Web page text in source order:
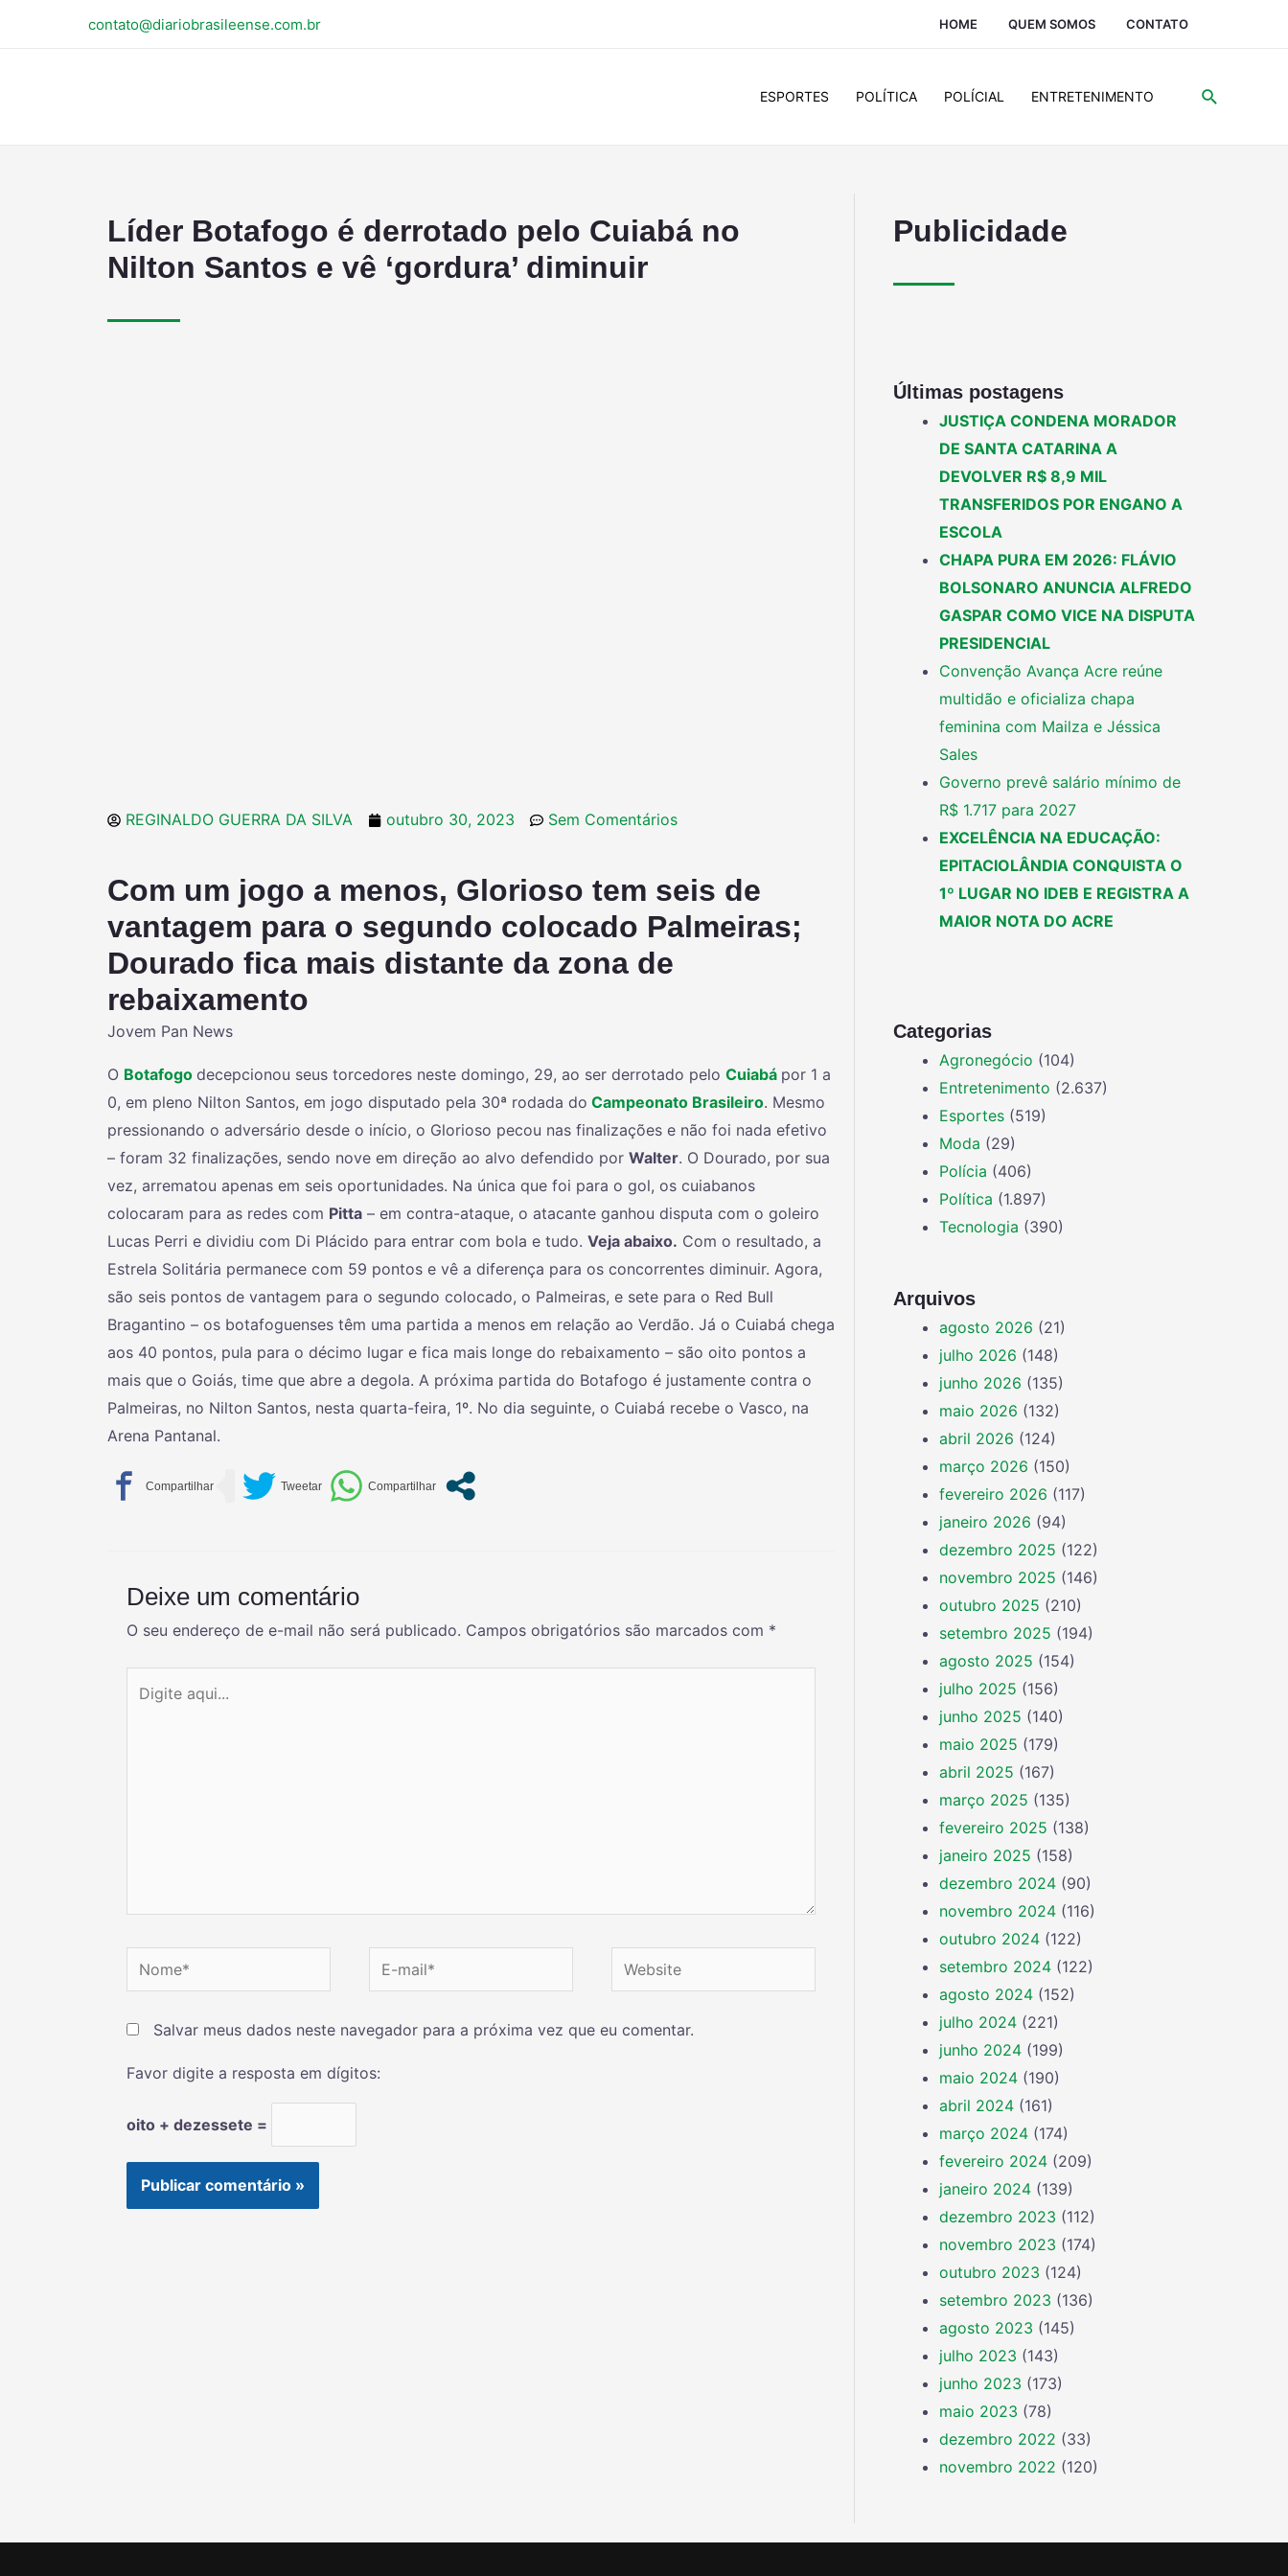
contato@diariobrasileense.com.br HOME QUEM SOMOS CONTATO
ESPORTES POLÍTICA POLÍCIAL ENTRETENIMENTO
Líder Botafogo é derrotado pelo Cuiabá no
Nilton Santos e vê ‘gordura’ diminuir
REGINALDO GUERRA DA SILVA outubro 30, 2023 Sem Comentários
Com um jogo a menos, Glorioso tem seis de
vantagem para o segundo colocado Palmeiras;
Dourado fica mais distante da zona de
rebaixamento
Jovem Pan News
O Botafogo decepcionou seus torcedores neste domingo, 29, ao ser derrotado pelo Cuiabá por 1 a
0, em pleno Nilton Santos, em jogo disputado pela 30ª rodada do Campeonato Brasileiro. Mesmo
pressionando o adversário desde o início, o Glorioso pecou nas finalizações e não foi nada efetivo
– foram 32 finalizações, sendo nove em direção ao alvo defendido por Walter. O Dourado, por sua
vez, arrematou apenas em seis oportunidades. Na única que foi para o gol, os cuiabanos
colocaram para as redes com Pitta – em contra-ataque, o atacante ganhou disputa com o goleiro
Lucas Perri e dividiu com Di Plácido para entrar com bola e tudo. Veja abaixo. Com o resultado, a
Estrela Solitária permanece com 59 pontos e vê a diferença para os concorrentes diminuir. Agora,
são seis pontos de vantagem para o segundo colocado, o Palmeiras, e sete para o Red Bull
Bragantino – os botafoguenses têm uma partida a menos em relação ao Verdão. Já o Cuiabá chega
aos 40 pontos, pula para o décimo lugar e fica mais longe do rebaixamento – são oito pontos a
mais que o Goiás, time que abre a degola. A próxima partida do Botafogo é justamente contra o
Palmeiras, no Nilton Santos, nesta quarta-feira, 1º. No dia seguinte, o Cuiabá recebe o Vasco, na
Arena Pantanal.
Deixe um comentário
O seu endereço de e-mail não será publicado. Campos obrigatórios são marcados com *
Salvar meus dados neste navegador para a próxima vez que eu comentar.
Favor digite a resposta em dígitos:
oito + dezessete =
Publicidade
Últimas postagens
JUSTIÇA CONDENA MORADOR
DE SANTA CATARINA A
DEVOLVER R$ 8,9 MIL
TRANSFERIDOS POR ENGANO A
ESCOLA
CHAPA PURA EM 2026: FLÁVIO
BOLSONARO ANUNCIA ALFREDO
GASPAR COMO VICE NA DISPUTA
PRESIDENCIAL
Convenção Avança Acre reúne
multidão e oficializa chapa
feminina com Mailza e Jéssica
Sales
Governo prevê salário mínimo de
R$ 1.717 para 2027
EXCELÊNCIA NA EDUCAÇÃO:
EPITACIOLÂNDIA CONQUISTA O
1º LUGAR NO IDEB E REGISTRA A
MAIOR NOTA DO ACRE
Categorias
Agronegócio (104)
Entretenimento (2.637)
Esportes (519)
Moda (29)
Polícia (406)
Política (1.897)
Tecnologia (390)
Arquivos
agosto 2026 (21)
julho 2026 (148)
junho 2026 (135)
maio 2026 (132)
abril 2026 (124)
março 2026 (150)
fevereiro 2026 (117)
janeiro 2026 (94)
dezembro 2025 (122)
novembro 2025 (146)
outubro 2025 (210)
setembro 2025 (194)
agosto 2025 (154)
julho 2025 (156)
junho 2025 (140)
maio 2025 (179)
abril 2025 (167)
março 2025 (135)
fevereiro 2025 (138)
janeiro 2025 (158)
dezembro 2024 (90)
novembro 2024 (116)
outubro 2024 (122)
setembro 2024 (122)
agosto 2024 (152)
julho 2024 (221)
junho 2024 (199)
maio 2024 (190)
abril 2024 (161)
março 2024 (174)
fevereiro 2024 (209)
janeiro 2024 (139)
dezembro 2023 (112)
novembro 2023 (174)
outubro 2023 (124)
setembro 2023 (136)
agosto 2023 (145)
julho 2023 (143)
junho 2023 (173)
maio 2023 (78)
dezembro 2022 (33)
novembro 2022 (120)